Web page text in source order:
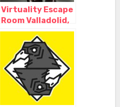
Virtuality Escape
Room Valladolid,
Valladolid –
Castilla y León